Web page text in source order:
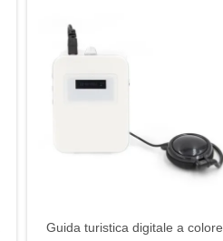
Guida turistica digitale a colore